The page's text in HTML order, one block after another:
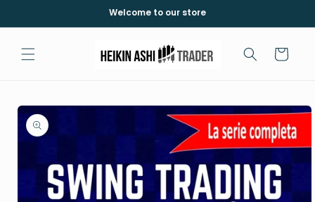
Welcome to our store
Cart
Skip to
product
information